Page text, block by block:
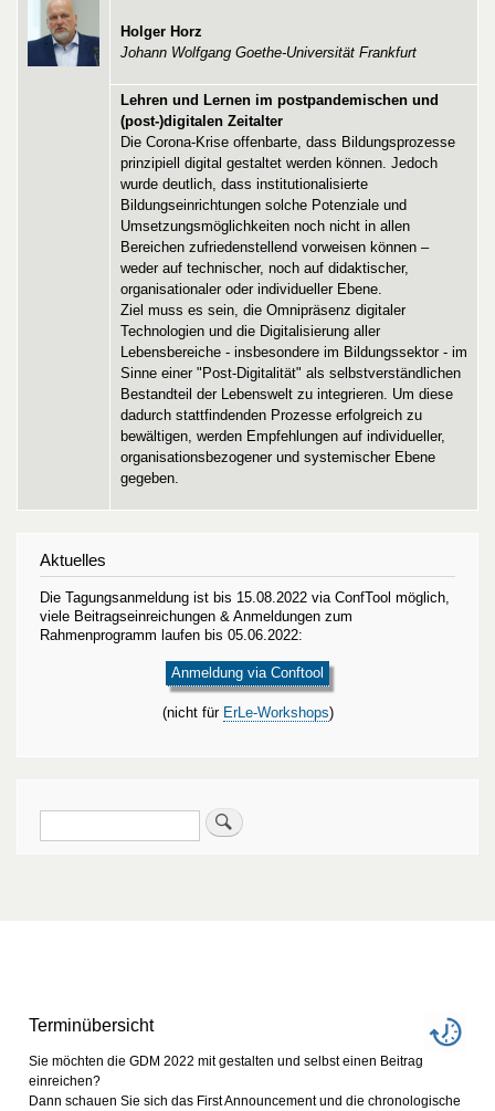
Holger Horz
Johann Wolfgang Goethe-Universität Frankfurt
Lehren und Lernen im postpandemischen und
(post-)digitalen Zeitalter
Die Corona-Krise offenbarte, dass Bildungsprozesse
prinzipiell digital gestaltet werden können. Jedoch
wurde deutlich, dass institutionalisierte
Bildungseinrichtungen solche Potenziale und
Umsetzungsmöglichkeiten noch nicht in allen
Bereichen zufriedenstellend vorweisen können –
weder auf technischer, noch auf didaktischer,
organisationaler oder individueller Ebene.
Ziel muss es sein, die Omnipräsenz digitaler
Technologien und die Digitalisierung aller
Lebensbereiche - insbesondere im Bildungssektor - im
Sinne einer "Post-Digitalität" als selbstverständlichen
Bestandteil der Lebenswelt zu integrieren. Um diese
dadurch stattfindenden Prozesse erfolgreich zu
bewältigen, werden Empfehlungen auf individueller,
organisationsbezogener und systemischer Ebene
gegeben.
Aktuelles
Die Tagungsanmeldung ist bis 15.08.2022 via ConfTool möglich,
viele Beitragseinreichungen & Anmeldungen zum
Rahmenprogramm laufen bis 05.06.2022:
Anmeldung via Conftool
(nicht für ErLe-Workshops)
Suche
Terminübersicht
Sie möchten die GDM 2022 mit gestalten und selbst einen Beitrag
einreichen?
Dann schauen Sie sich das First Announcement und die chronologische